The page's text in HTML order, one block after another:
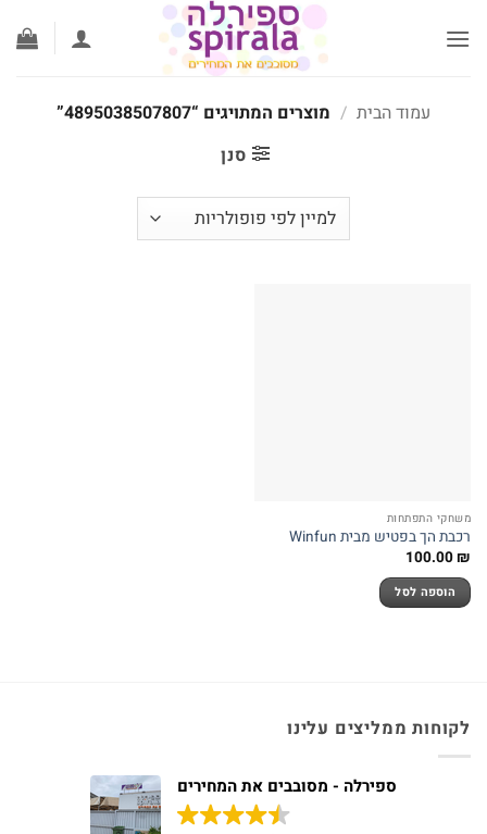
לתוכן
עמוד הבית / מוצרים המתויגים “4895038507807”
סנן
משחקי התפתחות
רכבת הך בפטיש מבית Winfun
100.00₪
הוספה לסל
לקוחות ממליצים עלינו
ספירלה - מסובבים את המחירים